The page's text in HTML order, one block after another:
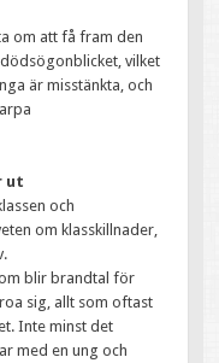
om att få fram den
vilket
är misstänkta, och
ut
och
om klasskillnader,
blir brandtal för
sig, allt som oftast
Inte minst det
med en ung och